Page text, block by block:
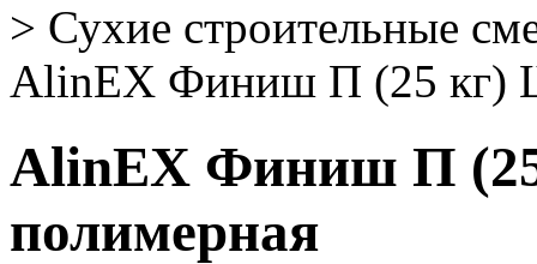
> Сухие строительные
AlinEX Финиш П (25 кг)
AlinEX Финиш П
полимерная